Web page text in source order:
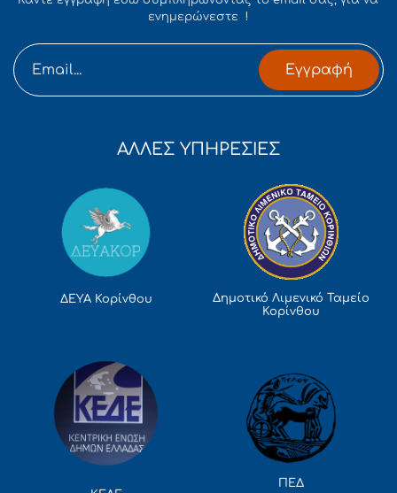
ενημερώνεστε !
Εγγραφή
ΑΛΛΕΣ ΥΠΗΡΕΣΙΕΣ
ΔΕΥΑ Κορίνθου
Δημοτικό Λιμενικό Ταμείο
Κορίνθου
ΠΕΔ